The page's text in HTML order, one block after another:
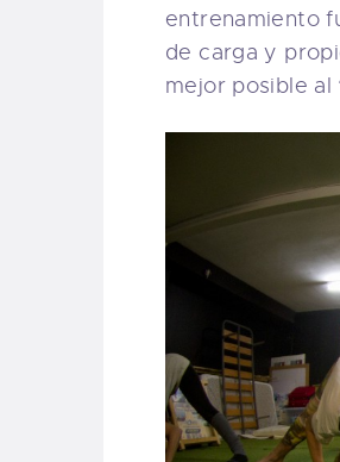
entrenamiento
de carga y
mejor posible al